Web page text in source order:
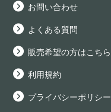
お問い合わせ
よくある質問
販売希望の方はこちら
利用規約
プライバシーポリシー